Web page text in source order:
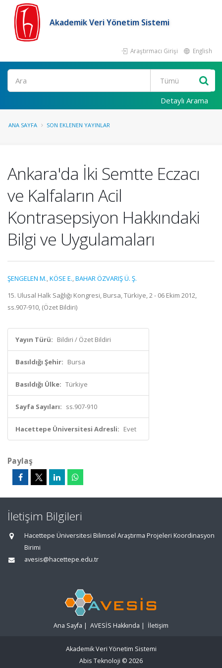
Akademik Veri Yönetim Sistemi
Araştırmacı Girişi English
Ara
Detaylı Arama
ANA SAYFA SON EKLENEN YAYINLAR
Ankara'da İki Semtte Eczacı
ve Kalfaların Acil
Kontrasepsiyon Hakkındaki
Bilgi ve Uygulamaları
ŞENGELEN M.,KÖSE E.,BAHAR ÖZVARIŞ Ü. Ş.
15. Ulusal Halk Sağlığı Kongresi, Bursa, Türkiye, 2 - 06 Ekim 2012,
ss.907-910, (Özet Bildiri)
Yayın Türü: Bildiri / Özet Bildiri
Basıldığı Şehir: Bursa
Basıldığı Ülke: Türkiye
Sayfa Sayıları: ss.907-910
Hacettepe Üniversitesi Adresli: Evet
Paylaş
İletişim Bilgileri
Hacettepe Üniversitesi Bilimsel Araştırma Projeleri Koordinasyon
Birimi
avesis@hacettepe.edu.tr
Ana Sayfa | AVESİS Hakkında | İletişim
Akademik Veri Yönetim Sistemi
Abis Teknoloji © 2026